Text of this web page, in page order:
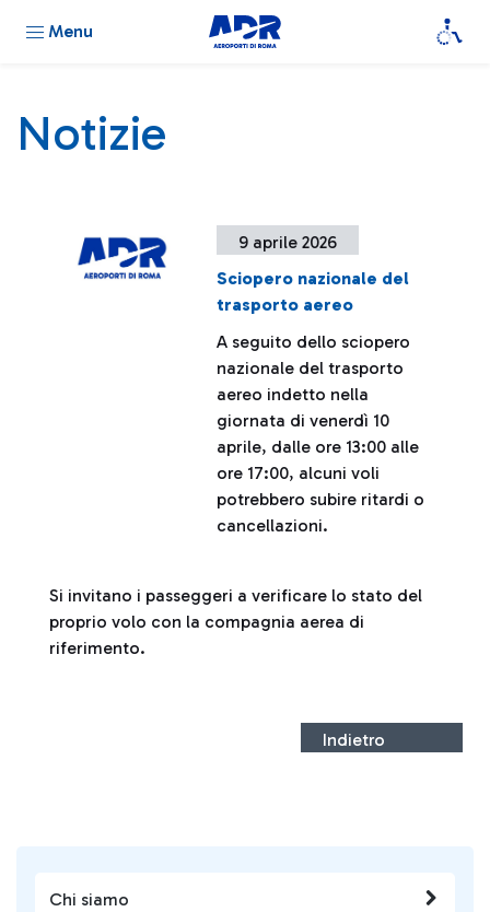
Menu
Chi siamo
Notizie
9 aprile 2026
Sciopero nazionale del
trasporto aereo
A seguito dello sciopero
nazionale del trasporto
aereo indetto nella
giornata di venerdì 10
aprile, dalle ore 13:00 alle
ore 17:00, alcuni voli
potrebbero subire ritardi o
cancellazioni.
Si invitano i passeggeri a verificare lo stato del
proprio volo con la compagnia aerea di
riferimento.
Indietro